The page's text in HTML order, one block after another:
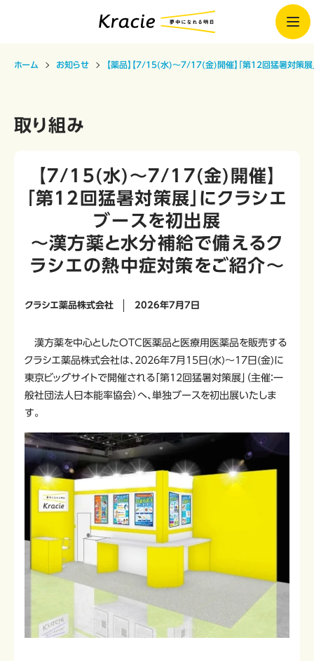
ホーム お知らせ 【薬品】【7/15(水)～7/17(金)開催】「第12回猛暑対策
取り組み
【7/15(水)～7/17(金)開催】
「第12回猛暑対策展」にクラシエ
ブースを初出展
～漢方薬と水分補給で備えるク
ラシエの熱中症対策をご紹介～
クラシエ薬品株式会社 2026年7月7日
漢方薬を中心としたOTC医薬品と医療用医薬品を販売する
クラシエ薬品株式会社は、2026年7月15日(水)～17日(金)に
東京ビッグサイトで開催される「第12回猛暑対策展」（主催：一
般社団法人日本能率協会）へ、単独ブースを初出展いたしま
す。